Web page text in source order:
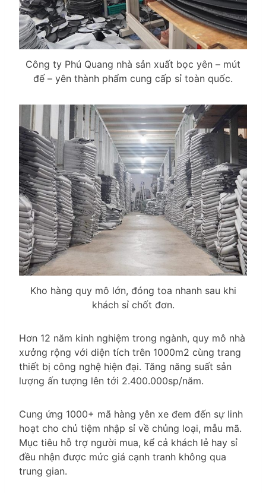
Công ty Phú Quang nhà sản xuất bọc yên – mút
đế – yên thành phẩm cung cấp sỉ toàn quốc.
Kho hàng quy mô lớn, đóng toa nhanh sau khi
khách sỉ chốt đơn.
Hơn 12 năm kinh nghiệm trong ngành, quy mô nhà
xưởng rộng với diện tích trên 1000m2 cùng trang
thiết bị công nghệ hiện đại. Tăng năng suất sản
lượng ấn tượng lên tới 2.400.000sp/năm.
Cung ứng 1000+ mã hàng yên xe đem đến sự linh
hoạt cho chủ tiệm nhập sỉ về chủng loại, mẫu mã.
Mục tiêu hỗ trợ người mua, kể cả khách lẻ hay sỉ
đều nhận được mức giá cạnh tranh không qua
trung gian.